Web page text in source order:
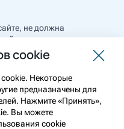
не должна
диагностики и лечения
врача. Перед
Информация
отпуска
cookie
Некоторые
предназначены для
Нажмите «Принять»,
Вы можете
cookie